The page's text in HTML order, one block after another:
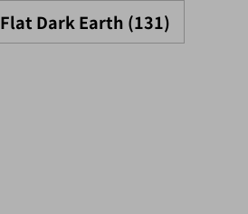
Flat Dark Earth (131)